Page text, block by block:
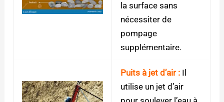
la surface sans
nécessiter de
pompage
supplémentaire.
Puits à jet d’air : Il
utilise un jet d’air